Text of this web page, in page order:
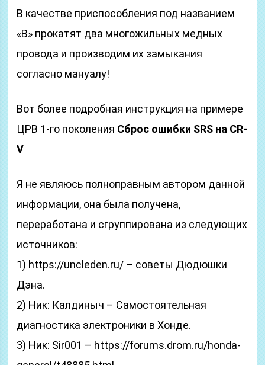
В качестве приспособления под названием
«B» прокатят два многожильных медных
провода и производим их замыкания
согласно мануалу!
Вот более подробная инструкция на примере
ЦРВ 1-го поколения Сброс ошибки SRS на CR-
V
Я не являюсь полноправным автором данной
информации, она была получена,
переработана и сгруппирована из следующих
источников:
1) https://uncleden.ru/ – советы Дюдюшки
Дэна.
2) Ник: Калдиныч – Самостоятельная
диагностика электроники в Хонде.
3) Ник: Sir001 – https://forums.drom.ru/honda-